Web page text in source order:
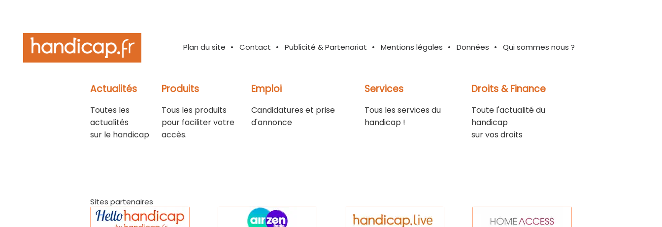
Plan du site Contact Publicité & Partenariat Mentions légales Données Qui sommes nous ?
Actualités
Toutes les
actualités
sur le handicap
Produits
Tous les produits
pour faciliter votre
accès.
Emploi
Candidatures et prise
d'annonce
Services
Tous les services du
handicap !
Droits & Finance
Toute l'actualité du
handicap
sur vos droits
Sites partenaires